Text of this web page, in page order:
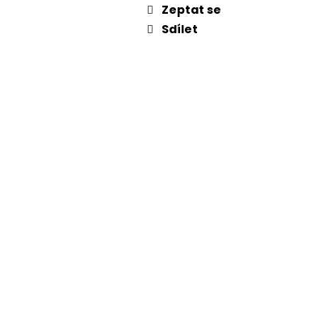
Zeptat se
Sdílet